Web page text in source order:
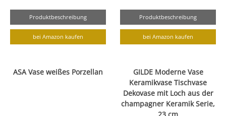
Produktbeschreibung
bei Amazon kaufen
Produktbeschreibung
bei Amazon kaufen
ASA Vase weißes Porzellan
GILDE Moderne Vase
Keramikvase Tischvase
Dekovase mit Loch aus der
champagner Keramik Serie,
23 cm